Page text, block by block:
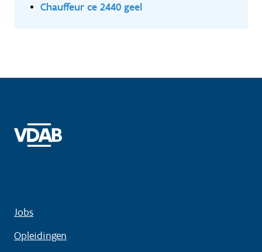
Chauffeur ce 2440 geel
Jobs
Opleidingen